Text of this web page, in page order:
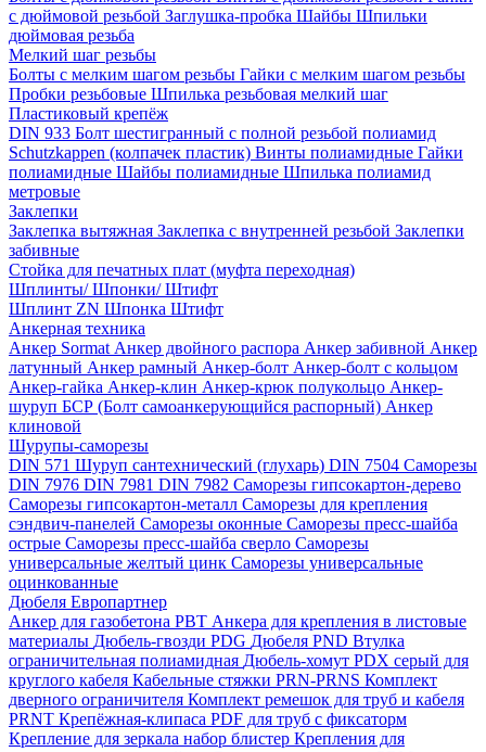
с дюймовой резьбой Заглушка-пробка Шайбы Шпильки
дюймовая резьба
Мелкий шаг резьбы
Болты с мелким шагом резьбы Гайки с мелким шагом резьбы
Пробки резьбовые Шпилька резьбовая мелкий шаг
Пластиковый крепёж
DIN 933 Болт шестигранный с полной резьбой полиамид
Schutzkappen (колпачек пластик) Винты полиамидные Гайки
полиамидные Шайбы полиамидные Шпилька полиамид
метровые
Заклепки
Заклепка вытяжная Заклепка с внутренней резьбой Заклепки
забивные
Стойка для печатных плат (муфта переходная)
Шплинты/ Шпонки/ Штифт
Шплинт ZN Шпонка Штифт
Анкерная техника
Анкер Sormat Анкер двойного распора Анкер забивной Анкер
латунный Анкер рамный Анкер-болт Анкер-болт с кольцом
Анкер-гайка Анкер-клин Анкер-крюк полукольцо Анкер-
шуруп БСР (Болт самоанкерующийся распорный) Анкер
клиновой
Шурупы-саморезы
DIN 571 Шуруп сантехнический (глухарь) DIN 7504 Саморезы
DIN 7976 DIN 7981 DIN 7982 Саморезы гипсокартон-дерево
Саморезы гипсокартон-металл Саморезы для крепления
сэндвич-панелей Саморезы оконные Саморезы пресс-шайба
острые Саморезы пресс-шайба сверло Саморезы
универсальные желтый цинк Саморезы универсальные
оцинкованные
Дюбеля Европартнер
Анкер для газобетона PBT Анкера для крепления в листовые
материалы Дюбель-гвозди PDG Дюбеля PND Втулка
ограничительная полиамидная Дюбель-хомут PDX серый для
круглого кабеля Кабельные стяжки PRN-PRNS Комплект
дверного ограничителя Комплект ремешок для труб и кабеля
PRNT Крепёжная-клипаса PDF для труб с фиксаторм
Крепление для зеркала набор блистер Крепления для